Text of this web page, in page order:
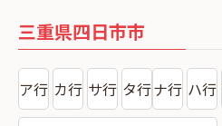
三重県四日市市
ア行 カ行 サ行 タ行ナ行 ハ行